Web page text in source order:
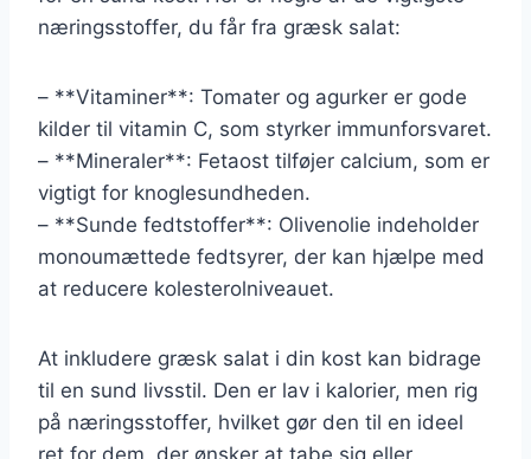
næringsstoffer, du får fra græsk salat:
– **Vitaminer**: Tomater og agurker er gode
kilder til vitamin C, som styrker immunforsvaret.
– **Mineraler**: Fetaost tilføjer calcium, som er
vigtigt for knoglesundheden.
– **Sunde fedtstoffer**: Olivenolie indeholder
monoumættede fedtsyrer, der kan hjælpe med
at reducere kolesterolniveauet.
At inkludere græsk salat i din kost kan bidrage
til en sund livsstil. Den er lav i kalorier, men rig
på næringsstoffer, hvilket gør den til en ideel
ret for dem, der ønsker at tabe sig eller